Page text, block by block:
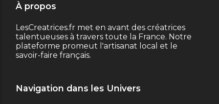
À propos
LesCreatrices.fr met en avant des créatrices
talentueuses à travers toute la France. Notre
plateforme promeut l'artisanat local et le
savoir-faire français.
Navigation dans les Univers